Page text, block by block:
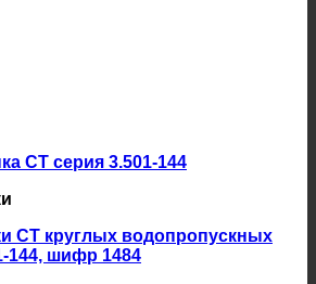
СТ круглых водопропускных
144, шифр 1484